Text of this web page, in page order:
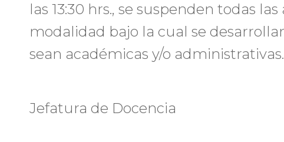
las 13:30 hrs., se suspenden todas
modalidad bajo la cual se
sean académicas y/o administrativas.
Jefatura de Docencia